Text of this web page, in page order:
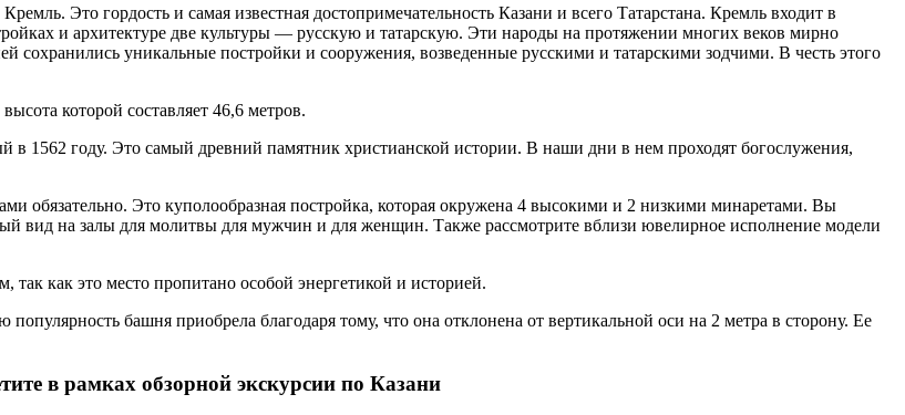
Это гордость и самая известная достопримечательность Казани и всего Татарстана. Кремль входит в
и архитектуре две культуры — русскую и татарскую. Эти народы на протяжении многих веков мирно
сохранились уникальные постройки и сооружения, возведенные русскими и татарскими зодчими. В честь этого
которой составляет 46,6 метров.
1562 году. Это самый древний памятник христианской истории. В наши дни в нем проходят богослужения,
обязательно. Это куполообразная постройка, которая окружена 4 высокими и 2 низкими минаретами. Вы
вид на залы для молитвы для мужчин и для женщин. Также рассмотрите вблизи ювелирное исполнение модели
как это место пропитано особой энергетикой и историей.
башня приобрела благодаря тому, что она отклонена от вертикальной оси на 2 метра в сторону. Ее
в рамках обзорной экскурсии по Казани